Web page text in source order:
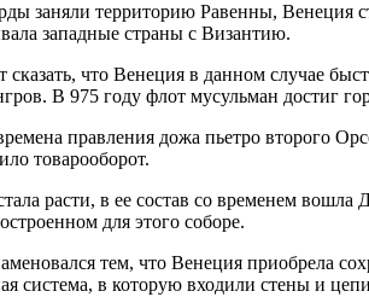
заняли территорию Равенны, Венеция
западные страны с Византию.
что Венеция в данном случае
В 975 году флот мусульман достиг
правления дожа пьетро второго
товарооборот.
расти, в ее состав со временем
для этого соборе.
тем, что Венеция приобрела
система, в которую входили стены и